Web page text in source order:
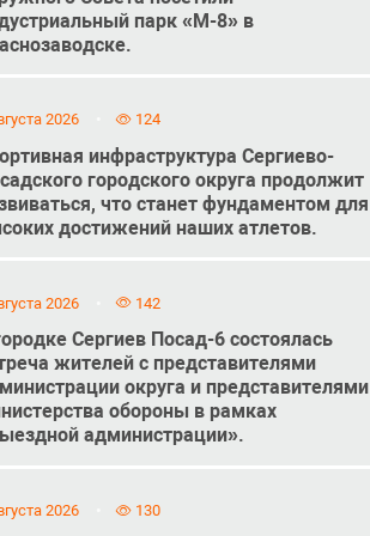
парк «М-8» в
2026 124
инфраструктура Сергиево-
городского округа продолжит
что станет фундаментом для
достижений наших атлетов.
2026 142
Сергиев Посад-6 состоялась
жителей с представителями
округа и представителями
обороны в рамках
администрации».
2026 130